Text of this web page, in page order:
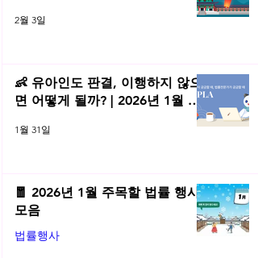
2월 3일
👶 유아인도 판결, 이행하지 않으
면 어떻게 될까? | 2026년 1월 네
1월 31일
🧧 2026년 1월 주목할 법률 행사
모음
법률행사